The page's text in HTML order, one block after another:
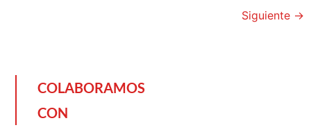
Siguiente →
COLABORAMOS
CON